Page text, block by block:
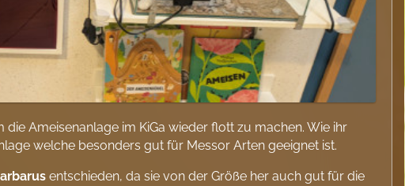
Ameisenanlage im KiGa wieder flott zu machen. Wie ihr
welche besonders gut für Messor Arten geeignet ist.
entschieden, da sie von der Größe her auch gut für die